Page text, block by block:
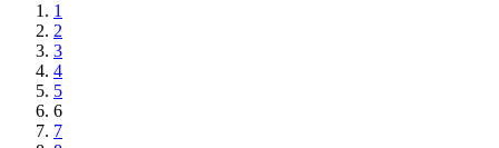
1
2
3
4
5
6
7